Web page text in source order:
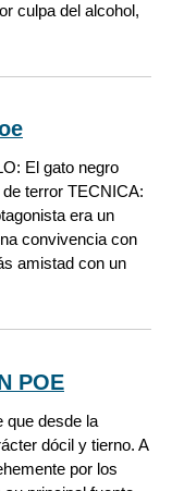
culpa del alcohol,
El gato negro
terror TECNICA:
era un
convivencia con
amistad con un
POE
que desde la
dócil y tierno. A
por los